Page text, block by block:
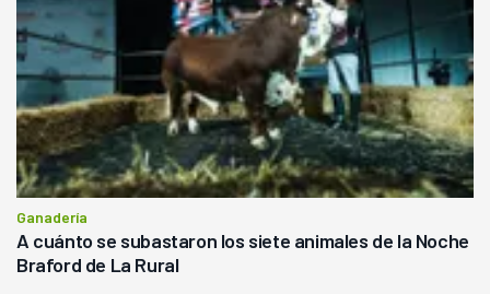
Ganadería
A cuánto se subastaron los siete animales de la Noche
Braford de La Rural